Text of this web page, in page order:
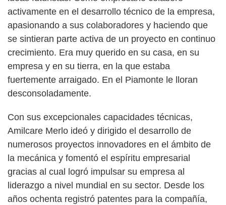
activamente en el desarrollo técnico de la empresa,
apasionando a sus colaboradores y haciendo que
se sintieran parte activa de un proyecto en continuo
crecimiento. Era muy querido en su casa, en su
empresa y en su tierra, en la que estaba
fuertemente arraigado. En el Piamonte le lloran
desconsoladamente.
Con sus excepcionales capacidades técnicas,
Amilcare Merlo ideó y dirigido el desarrollo de
numerosos proyectos innovadores en el ámbito de
la mecánica y fomentó el espíritu empresarial
gracias al cual logró impulsar su empresa al
liderazgo a nivel mundial en su sector. Desde los
años ochenta registró patentes para la compañía,